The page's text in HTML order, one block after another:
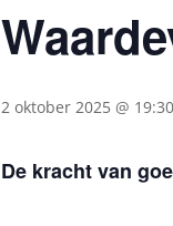
2 oktober 2025 @ 19:30
De kracht van